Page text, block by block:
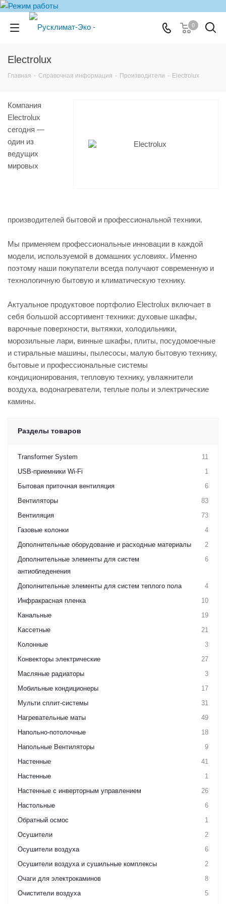
0
Electrolux
Главная - Справочная информация - Производители - Electrolux
Компания
Electrolux
сегодня —
один из
ведущих
мировых
производителей бытовой и профессиональной техники.
Мы применяем профессиональные инновации в каждой
модели, используемой в домашних условиях. Именно
поэтому наши покупатели всегда получают современную и
технологичную бытовую и климатическую технику.
Актуальное продуктовое портфолио Electrolux включает в
себя большой ассортимент техники: духовые шкафы,
варочные поверхности, вытяжки, холодильники,
морозильные лари, винные шкафы, плиты, посудомоечные
и стиральные машины, пылесосы, малую бытовую технику,
бытовые и профессиональные системы
кондиционирования, тепловую технику, увлажнители
воздуха, водонагреватели, теплые полы и электрические
камины.
Разделы товаров
Transformer System
11
USB-приемники Wi-Fi
1
Бытовая приточная вентиляция
6
Вентиляторы
83
Вентиляция
73
Газовые колонки
4
Дополнительные оборудование и расходные материалы
2
Дополнительные элементы для систем
антиобледенения
6
Дополнительные элементы для систем теплого пола
4
Инфракрасная пленка
10
Канальные
19
Кассетные
21
Колонные
3
Конвекторы электрические
27
Масляные радиаторы
3
Мобильные кондиционеры
17
Мульти сплит-системы
31
Нагревательные маты
49
Напольно-потолочные
18
Напольные Вентиляторы
9
Настенные
41
Настенные
1
Настенные с инверторным управлением
26
Настольные
6
Обратный осмос
1
Осушители
2
Осушители воздуха
6
Осушители воздуха и сушильные комплексы
2
Очаги для электрокаминов
8
Очистители воздуха
5